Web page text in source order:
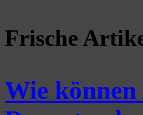
Frische
Wie